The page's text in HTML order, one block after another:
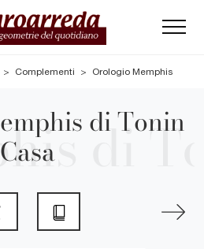
> Complementi > Orologio Memphis
di Tonin
Casa